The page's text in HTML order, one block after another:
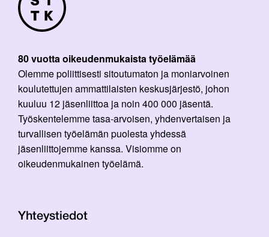
80 vuotta oikeudenmukaista työelämää
Olemme poliittisesti sitoutumaton ja moniarvoinen
koulutettujen ammattilaisten keskusjärjestö, johon
kuuluu 12 jäsenliittoa ja noin 400 000 jäsentä.
Työskentelemme tasa-arvoisen, yhdenvertaisen ja
turvallisen työelämän puolesta yhdessä
jäsenliittojemme kanssa. Visiomme on
oikeudenmukainen työelämä.
Yhteystiedot